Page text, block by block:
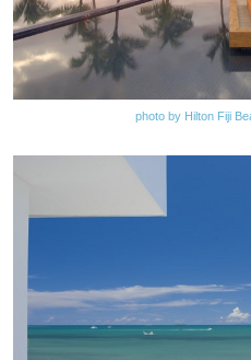
photo by Hilton Fiji